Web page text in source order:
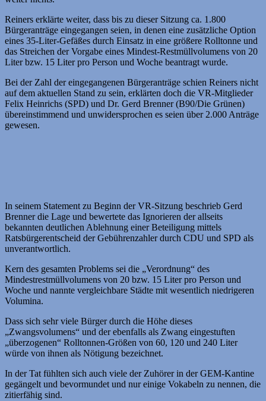
Reiners erklärte weiter, dass bis zu dieser Sitzung ca. 1.800
Bürgeranträge eingegangen seien, in denen eine zusätzliche Option
eines 35-Liter-Gefäßes durch Einsatz in eine größere Rolltonne und
das Streichen der Vorgabe eines Mindest-Restmüllvolumens von 20
Liter bzw. 15 Liter pro Person und Woche beantragt wurde.
Bei der Zahl der eingegangenen Bürgeranträge schien Reiners nicht
auf dem aktuellen Stand zu sein, erklärten doch die VR-Mitglieder
Felix Heinrichs (SPD) und Dr. Gerd Brenner (B90/Die Grünen)
übereinstimmend und unwidersprochen es seien über 2.000 Anträge
gewesen.
In seinem Statement zu Beginn der VR-Sitzung beschrieb Gerd
Brenner die Lage und bewertete das Ignorieren der allseits
bekannten deutlichen Ablehnung einer Beteiligung mittels
Ratsbürgerentscheid der Gebührenzahler durch CDU und SPD als
unverantwortlich.
Kern des gesamten Problems sei die „Verordnung“ des
Mindestrestmüllvolumens von 20 bzw. 15 Liter pro Person und
Woche und nannte vergleichbare Städte mit wesentlich niedrigeren
Volumina.
Dass sich sehr viele Bürger durch die Höhe dieses
„Zwangsvolumens“ und der ebenfalls als Zwang eingestuften
„überzogenen“ Rolltonnen-Größen von 60, 120 und 240 Liter
würde von ihnen als Nötigung bezeichnet.
In der Tat fühlten sich auch viele der Zuhörer in der GEM-Kantine
gegängelt und bevormundet und nur einige Vokabeln zu nennen, die
zitierfähig sind.